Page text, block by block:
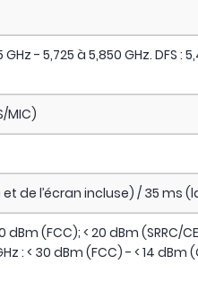
GHz - 5,725 à 5,850 GHz. DFS
MIC)
de l’écran incluse) / 35 ms
dBm (FCC); < 20 dBm (SRRC/
: < 30 dBm (FCC) - < 14 dBm